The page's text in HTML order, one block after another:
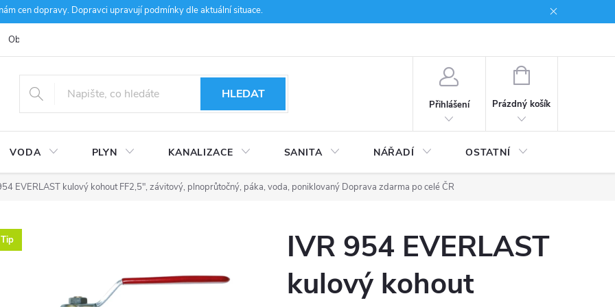
cen dopravy. Dopravci upravují podmínky dle aktuální situace.
Obchodní podmínky
HLEDAT
Přihlášení
NÁKUPNÍ
Prázdný košík
VODA PLYN KANALIZACE SANITA NÁŘADÍ OSTATNÍ
EVERLAST kulový kohout FF2,5", závitový, plnoprůtočný, páka, voda, poniklovaný Doprava zdarma po celé ČR
Tip
IVR 954 EVERLAST
kulový kohout